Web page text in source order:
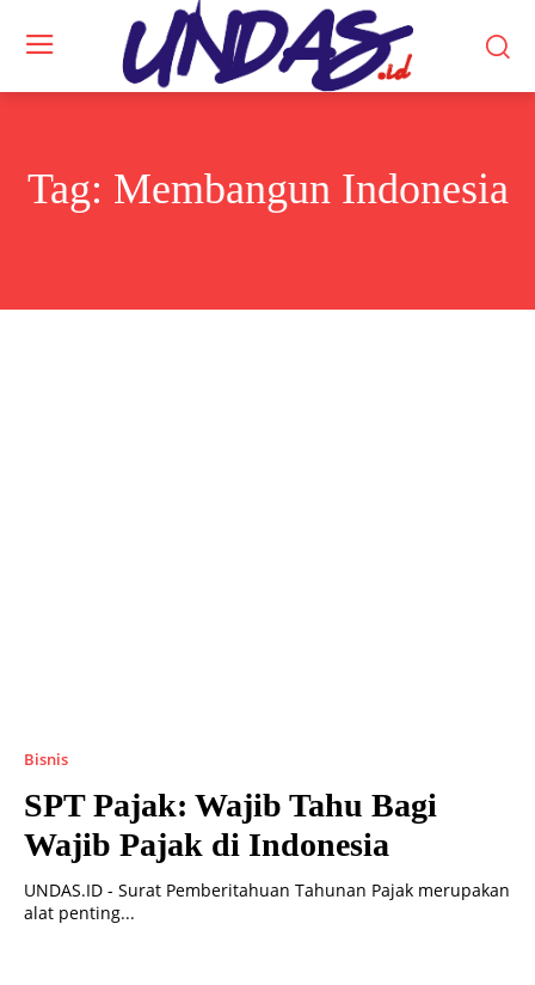
Tag: Membangun Indonesia
Bisnis
SPT Pajak: Wajib Tahu Bagi
Wajib Pajak di Indonesia
UNDAS.ID - Surat Pemberitahuan Tahunan Pajak merupakan
alat penting...